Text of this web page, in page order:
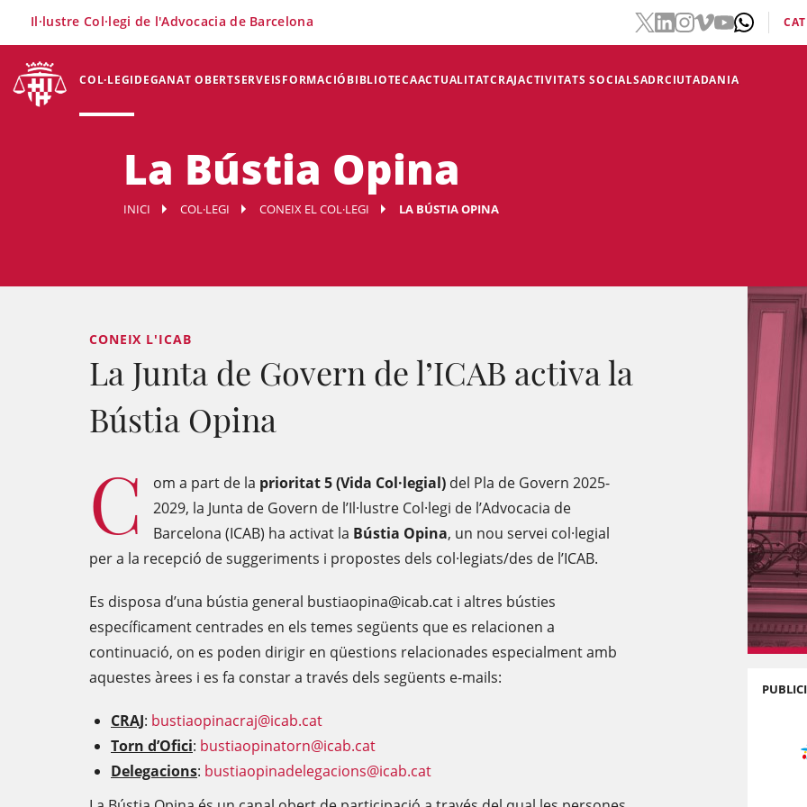
COL·LEGIDEGANAT OBERTSERVEISFORMACIÓBIBLIOTECAACTUALITATCRAJACTIVITATS SOCIALSADRCIUTADANIA
Il·lustre Col·legi de l'Advocacia de Barcelona CAT
La Bústia Opina
INICI COL·LEGI CONEIX EL COL·LEGI LA BÚSTIA OPINA
CONEIX L'ICAB
La Junta de Govern de l’ICAB activa la
Bústia Opina
C om a part de la prioritat 5 (Vida Col·legial) del Pla de Govern 2025-
2029, la Junta de Govern de l’Il·lustre Col·legi de l’Advocacia de
Barcelona (ICAB) ha activat la Bústia Opina, un nou servei col·legial
per a la recepció de suggeriments i propostes dels col·legiats/des de l’ICAB.
Es disposa d’una bústia general bustiaopina@icab.cat i altres bústies
específicament centrades en els temes següents que es relacionen a
continuació, on es poden dirigir en qüestions relacionades especialment amb
aquestes àrees i es fa constar a través dels següents e-mails:
CRAJ: bustiaopinacraj@icab.cat
Torn d’Ofici: bustiaopinatorn@icab.cat
Delegacions: bustiaopinadelegacions@icab.cat